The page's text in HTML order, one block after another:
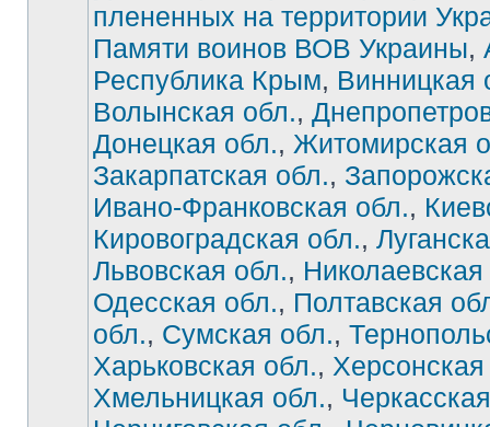
Нет
непрочитанных
плененных на территории
Памяти воинов ВОВ Украины,
Республика Крым, Винницкая
Волынская обл.,
Донецкая обл., Житомирская
Закарпатская обл.,
Ивано-Франковская обл.,
Кировоградская обл.,
Львовская обл.,
Одесская обл., Полтавская
обл., Сумская обл.,
Харьковская обл.,
Хмельницкая обл.,